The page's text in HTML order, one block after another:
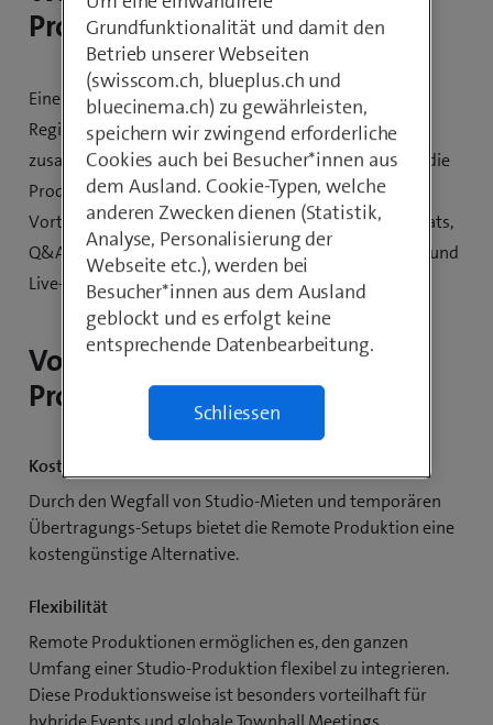
Produktion?
Eine Remote Produktion bedeutet, dass eine zentrale
Regie die Expert*innen weltweit über Videocalls
zusammenführt. Die Referentinnen werden direkt in die
Produktion eingebunden und geniessen dabei alle
Vorteile einer Studio-Produktion: Präsentationen, Chats,
Q&A-Funktionen, Videoeinspieler, Dolmetschdienste und
Live-Untertitel.
Vorteile von Remote
Produktionen
Kosteneffizienz
Durch den Wegfall von Studio-Mieten und temporären
Übertragungs-Setups bietet die Remote Produktion eine
kostengünstige Alternative.
Flexibilität
Remote Produktionen ermöglichen es, den ganzen
Umfang einer Studio-Produktion flexibel zu integrieren.
Diese Produktionsweise ist besonders vorteilhaft für
Grundfunktionalität und damit den
Betrieb unserer Webseiten
(swisscom.ch, blueplus.ch und
bluecinema.ch) zu gewährleisten,
speichern wir zwingend erforderliche
Cookies auch bei Besucher*innen aus
dem Ausland. Cookie-Typen, welche
anderen Zwecken dienen (Statistik,
Analyse, Personalisierung der
Webseite etc.), werden bei
Besucher*innen aus dem Ausland
geblockt und es erfolgt keine
entsprechende Datenbearbeitung.
Schliessen